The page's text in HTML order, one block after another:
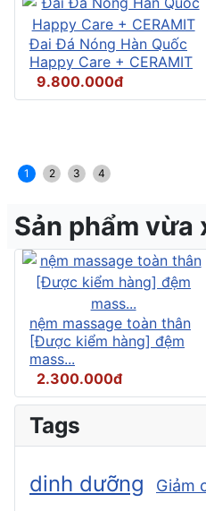
Đai Đá Nóng Hàn Quốc
Happy Care + CERAMIT
9.800.000đ
1 2 3 4
Sản phẩm vừa
nệm massage toàn thân
[Được kiểm hàng] đệm
mass...
2.300.000đ
Tags
dinh dưỡng Giảm